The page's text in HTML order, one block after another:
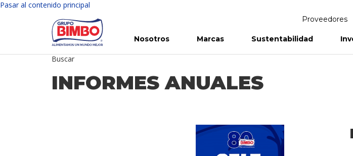
Pasar al contenido principal
Proveedores
Nosotros Marcas Sustentabilidad
Buscar
INFORMES ANUALES